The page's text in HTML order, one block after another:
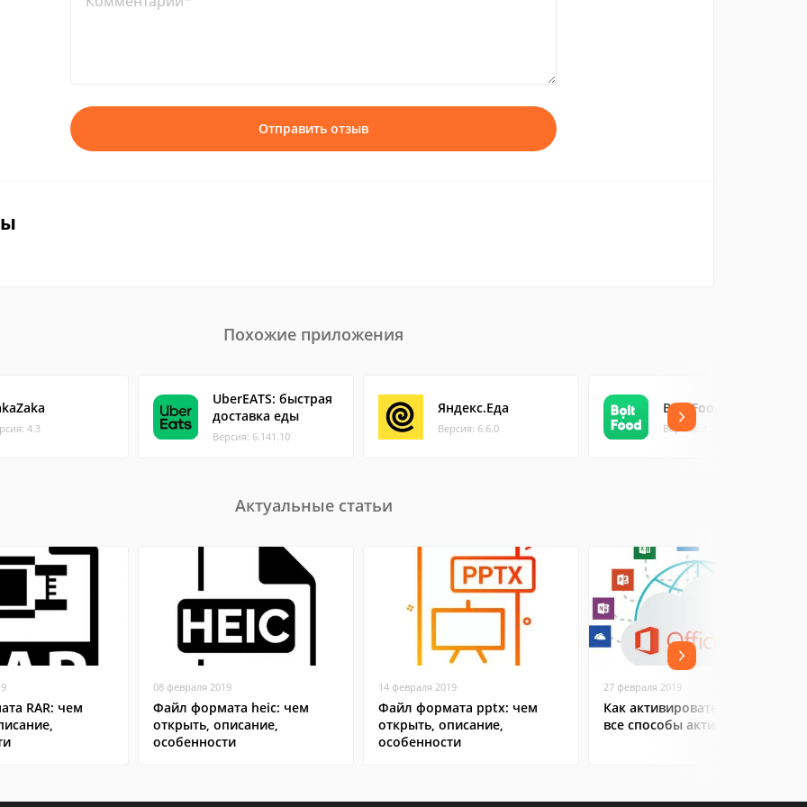
Отправить отзыв
Похожие приложения
4.3
UberEATS: быстрая
доставка еды
Версия: 6.141.10
Яндекс.Еда
Версия: 6.6.0
Bolt Food
Версия: 1.30
Актуальные статьи
RAR: чем
08 февраля 2019
Файл формата heic: чем
открыть, описание,
особенности
14 февраля 2019
Файл формата pptx: чем
открыть, описание,
особенности
27 февраля 2019
Как активировать Office 365:
все способы активации